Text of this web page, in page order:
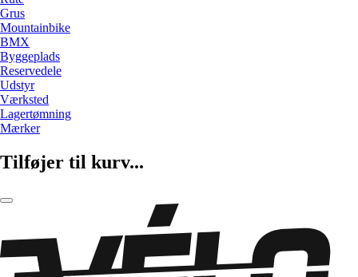
Grus
Mountainbike
BMX
Byggeplads
Reservedele
Udstyr
Værksted
Lagertømning
Mærker
Tilføjer til kurv...